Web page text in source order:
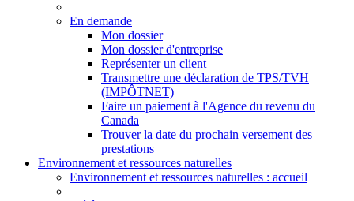
En demande
Mon dossier
Mon dossier d'entreprise
Représenter un client
Transmettre une déclaration de TPS/TVH
(IMPÔTNET)
Faire un paiement à l'Agence du revenu du
Canada
Trouver la date du prochain versement des
prestations
Environnement et ressources naturelles
Environnement et ressources naturelles : accueil